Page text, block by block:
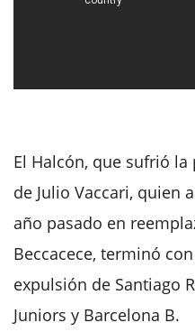
El Halcón, que sufrió
de Julio Vaccari, quien
año pasado en
Beccacece, terminó
expulsión de Santiago
Juniors y Barcelona B.